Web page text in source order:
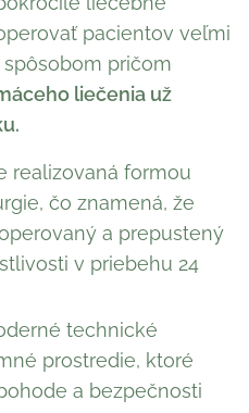
pacientov veľmi
pričom
liečenia už
realizovaná formou
čo znamená, že
a prepustený
v priebehu 24
technické
prostredie, ktoré
a bezpečnosti